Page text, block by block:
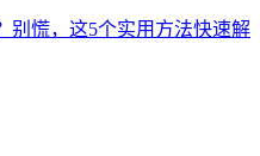
别慌，这5个实用方法快速解